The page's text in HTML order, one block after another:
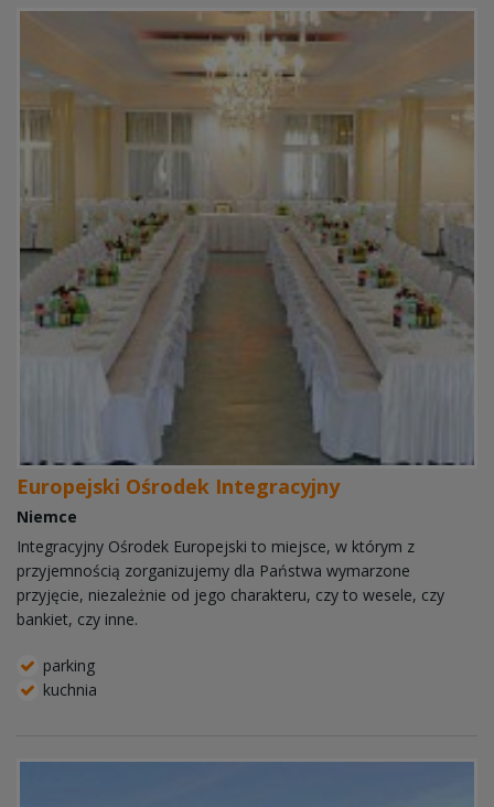
Europejski Ośrodek Integracyjny
Niemce
Integracyjny Ośrodek Europejski to miejsce, w którym z
przyjemnością zorganizujemy dla Państwa wymarzone
przyjęcie, niezależnie od jego charakteru, czy to wesele, czy
bankiet, czy inne.
parking
kuchnia